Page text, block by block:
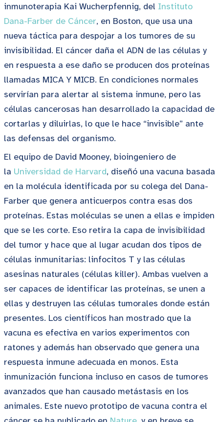
inmunoterapia Kai Wucherpfennig, del Instituto
Dana-Farber de Cáncer, en Boston, que usa una
nueva táctica para despojar a los tumores de su
invisibilidad. El cáncer daña el ADN de las células y
en respuesta a ese daño se producen dos proteínas
llamadas MICA Y MICB. En condiciones normales
servirían para alertar al sistema inmune, pero las
células cancerosas han desarrollado la capacidad de
cortarlas y diluirlas, lo que le hace “invisible” ante
las defensas del organismo.
El equipo de David Mooney, bioingeniero de
la Universidad de Harvard, diseñó una vacuna basada
en la molécula identificada por su colega del Dana-
Farber que genera anticuerpos contra esas dos
proteínas. Estas moléculas se unen a ellas e impiden
que se les corte. Eso retira la capa de invisibilidad
del tumor y hace que al lugar acudan dos tipos de
células inmunitarias: linfocitos T y las células
asesinas naturales (células killer). Ambas vuelven a
ser capaces de identificar las proteínas, se unen a
ellas y destruyen las células tumorales donde están
presentes. Los científicos han mostrado que la
vacuna es efectiva en varios experimentos con
ratones y además han observado que genera una
respuesta inmune adecuada en monos. Esta
inmunización funciona incluso en casos de tumores
avanzados que han causado metástasis en los
animales. Este nuevo prototipo de vacuna contra el